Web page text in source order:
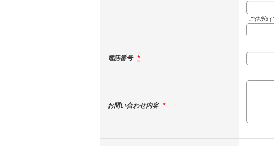
ご住所3 (
電話番号 *
お問い合わせ内容 *